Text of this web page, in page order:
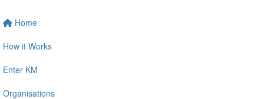
Home
How it Works
Enter KM
Organisations